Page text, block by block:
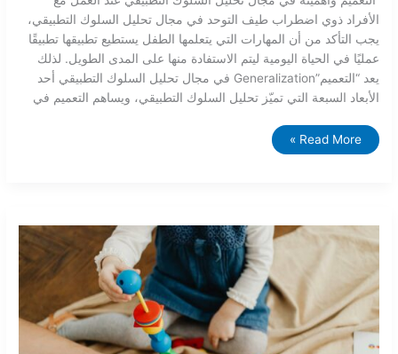
الأفراد ذوي اضطراب طيف التوحد في مجال تحليل السلوك التطبيقي،
يجب التأكد من أن المهارات التي يتعلمها الطفل يستطيع تطبيقها تطبيقًا
عمليًا في الحياة اليومية ليتم الاستفادة منها على المدى الطويل. لذلك
يعد “التعميم”Generalization في مجال تحليل السلوك التطبيقي أحد
الأبعاد السبعة التي تميّز تحليل السلوك التطبيقي، ويساهم التعميم في
Read More »
السلوكيات
البديلة
في
التطبيقي